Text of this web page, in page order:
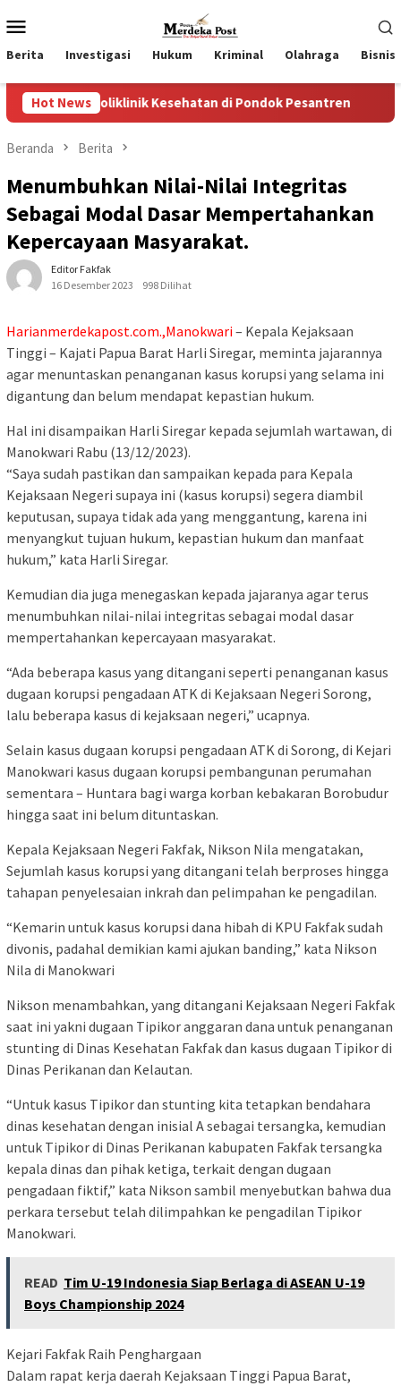
ke
kontenMobile
Berita Investigasi Hukum Kriminal Olahraga Bisnis
Hot News
Kesehatan di Pondok Pesantren Wakil Ketua II
Beranda Berita
Menumbuhkan Nilai-Nilai Integritas
Sebagai Modal Dasar Mempertahankan
Kepercayaan Masyarakat.
Editor Fakfak
16 Desember 2023
998 Dilihat
Harianmerdekapost.com.,Manokwari– Kepala Kejaksaan
Tinggi – Kajati Papua Barat Harli Siregar, meminta jajarannya
agar menuntaskan penanganan kasus korupsi yang selama ini
digantung dan belum mendapat kepastian hukum.
Hal ini disampaikan Harli Siregar kepada sejumlah wartawan, di
Manokwari Rabu (13/12/2023).
“Saya sudah pastikan dan sampaikan kepada para Kepala
Kejaksaan Negeri supaya ini (kasus korupsi) segera diambil
keputusan, supaya tidak ada yang menggantung, karena ini
menyangkut tujuan hukum, kepastian hukum dan manfaat
hukum,” kata Harli Siregar.
Kemudian dia juga menegaskan kepada jajaranya agar terus
menumbuhkan nilai-nilai integritas sebagai modal dasar
mempertahankan kepercayaan masyarakat.
“Ada beberapa kasus yang ditangani seperti penanganan kasus
dugaan korupsi pengadaan ATK di Kejaksaan Negeri Sorong,
lalu beberapa kasus di kejaksaan negeri,” ucapnya.
Selain kasus dugaan korupsi pengadaan ATK di Sorong, di Kejari
Manokwari kasus dugaan korupsi pembangunan perumahan
sementara – Huntara bagi warga korban kebakaran Borobudur
hingga saat ini belum dituntaskan.
Kepala Kejaksaan Negeri Fakfak, Nikson Nila mengatakan,
Sejumlah kasus korupsi yang ditangani telah berproses hingga
tahapan penyelesaian inkrah dan pelimpahan ke pengadilan.
“Kemarin untuk kasus korupsi dana hibah di KPU Fakfak sudah
divonis, padahal demikian kami ajukan banding,” kata Nikson
Nila di Manokwari
Nikson menambahkan, yang ditangani Kejaksaan Negeri Fakfak
saat ini yakni dugaan Tipikor anggaran dana untuk penanganan
stunting di Dinas Kesehatan Fakfak dan kasus dugaan Tipikor di
Dinas Perikanan dan Kelautan.
“Untuk kasus Tipikor dan stunting kita tetapkan bendahara
dinas kesehatan dengan inisial A sebagai tersangka, kemudian
untuk Tipikor di Dinas Perikanan kabupaten Fakfak tersangka
kepala dinas dan pihak ketiga, terkait dengan dugaan
pengadaan fiktif,” kata Nikson sambil menyebutkan bahwa dua
perkara tersebut telah dilimpahkan ke pengadilan Tipikor
Manokwari.
READ Tim U-19 Indonesia Siap Berlaga di ASEAN U-19
Boys Championship 2024
Kejari Fakfak Raih Penghargaan
Dalam rapat kerja daerah Kejaksaan Tinggi Papua Barat,